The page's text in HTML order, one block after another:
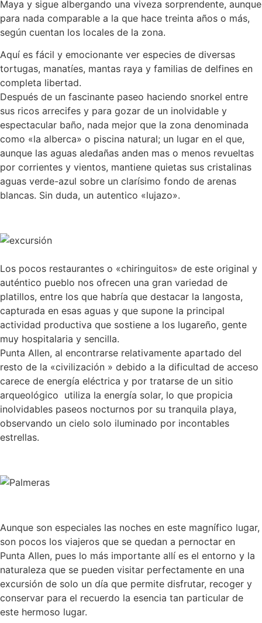
Maya y sigue albergando una viveza sorprendente, aunque
para nada comparable a la que hace treinta años o más,
según cuentan los locales de la zona.
Aquí es fácil y emocionante ver especies de diversas
tortugas, manatíes, mantas raya y familias de delfines en
completa libertad.
Después de un fascinante paseo haciendo snorkel entre
sus ricos arrecifes y para gozar de un inolvidable y
espectacular baño, nada mejor que la zona denominada
como «la alberca» o piscina natural; un lugar en el que,
aunque las aguas aledañas anden mas o menos revueltas
por corrientes y vientos, mantiene quietas sus cristalinas
aguas verde-azul sobre un clarísimo fondo de arenas
blancas. Sin duda, un autentico «lujazo».
Los pocos restaurantes o «chiringuitos» de este original y
auténtico pueblo nos ofrecen una gran variedad de
platillos, entre los que habría que destacar la langosta,
capturada en esas aguas y que supone la principal
actividad productiva que sostiene a los lugareño, gente
muy hospitalaria y sencilla.
Punta Allen, al encontrarse relativamente apartado del
resto de la «civilización » debido a la dificultad de acceso
carece de energía eléctrica y por tratarse de un sitio
arqueológico utiliza la energía solar, lo que propicia
inolvidables paseos nocturnos por su tranquila playa,
observando un cielo solo iluminado por incontables
estrellas.
Aunque son especiales las noches en este magnífico lugar,
son pocos los viajeros que se quedan a pernoctar en
Punta Allen, pues lo más importante allí es el entorno y la
naturaleza que se pueden visitar perfectamente en una
excursión de solo un día que permite disfrutar, recoger y
conservar para el recuerdo la esencia tan particular de
este hermoso lugar.